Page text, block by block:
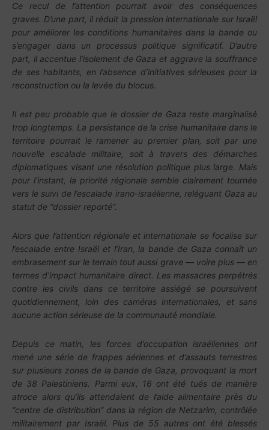
Ce recul de l’attention pourrait avoir des conséquences
graves. D’une part, il réduit la pression internationale sur Israël
pour améliorer les conditions humanitaires dans la bande ou
s’engager dans un processus politique significatif. D’autre
part, il accentue l’isolement de Gaza et aggrave la souffrance
de ses habitants, en l’absence d’initiatives sérieuses pour la
reconstruction ou la levée du blocus.
Il est peu probable que le dossier de Gaza reste marginalisé
trop longtemps. La persistance de la crise humanitaire dans le
territoire pourrait le ramener au premier plan, soit par une
nouvelle escalade militaire, soit à travers des démarches
diplomatiques visant une résolution politique plus large. Mais
pour l’instant, la priorité régionale semble clairement tournée
vers le suivi de l’escalade irano-israélienne, reléguant Gaza au
statut de “dossier reporté”.
Alors que l’attention régionale et internationale se focalise sur
l’escalade entre Israël et l’Iran, la bande de Gaza connaît un
embrasement sur le terrain tout aussi grave — voire plus — en
termes d’impact humanitaire direct. Les massacres perpétrés
contre les civils dans ce territoire assiégé se poursuivent
quotidiennement, loin des caméras internationales, et sans
aucune action sérieuse de la communauté mondiale.
Depuis ce matin, les forces d’occupation israéliennes ont
mené une série de frappes aériennes et d’assauts terrestres
sur plusieurs zones de la bande de Gaza, provoquant la mort
de 38 Palestiniens. Parmi eux, 16 ont été tués de manière
atroce alors qu’ils attendaient de l’aide alimentaire près du
“centre de distribution” dans la région de Netzarim, contrôlée
militairement par Israël. Plus de 55 autres ont été blessés